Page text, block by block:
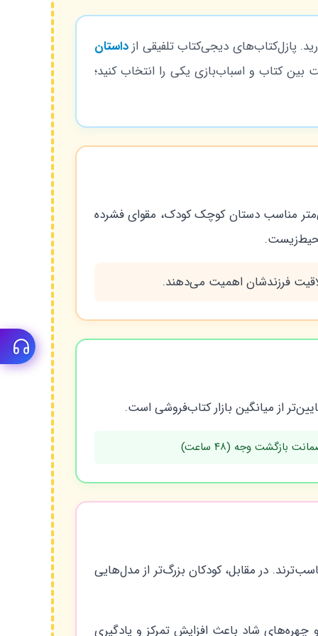
پازل‌کتاب‌های دیجی‌کتاب تلفیقی ازداستان
نیست بین کتاب و اسباب‌بازی یکی را انتخاب کنید؛
به علاوه چهار صفحه پازل برای یادگیری از طریق بازی، ابعاد استاندارد ۲۲.۵ در ۲۱ سانتی‌متر مناسب دستان کوچک کودک، مقوای فشرده
فرزندشان اهمیت می‌دهند.
بازگشت وجه (۴۸ ساعت)
در مقابل، کودکان بزرگ‌تر از مدل‌هایی
شاد باعث افزایش تمرکز و یادگیری